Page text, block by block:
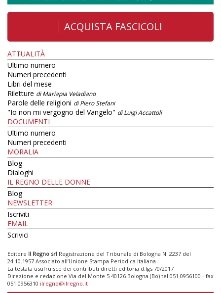
ACQUISTA FASCICOLI
ATTUALITÀ
Ultimo numero
Numeri precedenti
Libri del mese
Riletture di Mariapia Veladiano
Parole delle religioni di Piero Stefani
"Io non mi vergogno del Vangelo" di Luigi Accattoli
DOCUMENTI
Ultimo numero
Numeri precedenti
MORALIA
Blog
Dialoghi
IL REGNO DELLE DONNE
Blog
NEWSLETTER
Iscriviti
EMAIL
Scrivici
Editore Il Regno srl Registrazione del Tribunale di Bologna N. 2237 del
24.10.1957 Associato all’Unione Stampa Periodica Italiana
La testata usufruisce dei contributi diretti editoria d.lgs 70/2017
Direzione e redazione Via del Monte 5 40126 Bologna (Bo) tel 051 0956100 - fax
051 0956310 ilregno@ilregno.it